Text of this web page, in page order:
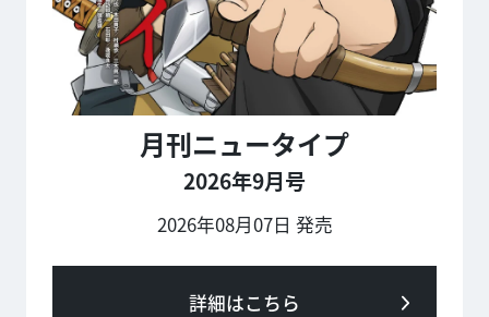
月刊ニュータイプ
2026年9月号
2026年08月07日 発売
詳細はこちら